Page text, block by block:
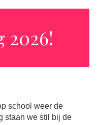
2026!
school weer de
staan we stil bij de